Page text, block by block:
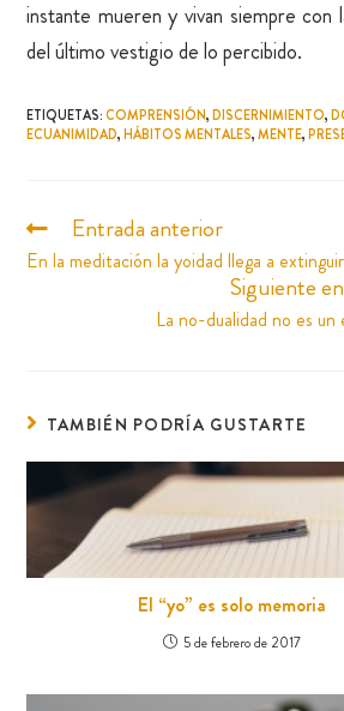
instante mueren y vivan siempre con
del último vestigio de lo percibido.
ETIQUETAS:COMPRENSIÓN, DISCERNIMIENTO,
ECUANIMIDAD, HÁBITOS MENTALES, MENTE,
Entrada anterior
En la meditación la yoidad llega a
Siguiente
La no-dualidad no es un
TAMBIÉN PODRÍA GUSTARTE
El “yo” es solo memoria
5 de febrero de 2017